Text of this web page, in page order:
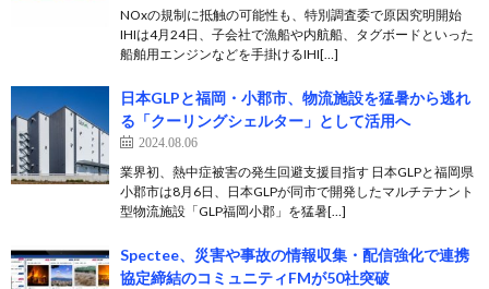
NOxの規制に抵触の可能性も、特別調査委で原因究明開始
IHIは4月24日、子会社で漁船や内航船、タグボードといった
船舶用エンジンなどを手掛けるIHI[…]
日本GLPと福岡・小郡市、物流施設を猛暑から逃れ
る「クーリングシェルター」として活用へ
2024.08.06
業界初、熱中症被害の発生回避支援目指す 日本GLPと福岡県
小郡市は8月6日、日本GLPが同市で開発したマルチテナント
型物流施設「GLP福岡小郡」を猛暑[…]
Spectee、災害や事故の情報収集・配信強化で連携
協定締結のコミュニティFMが50社突破